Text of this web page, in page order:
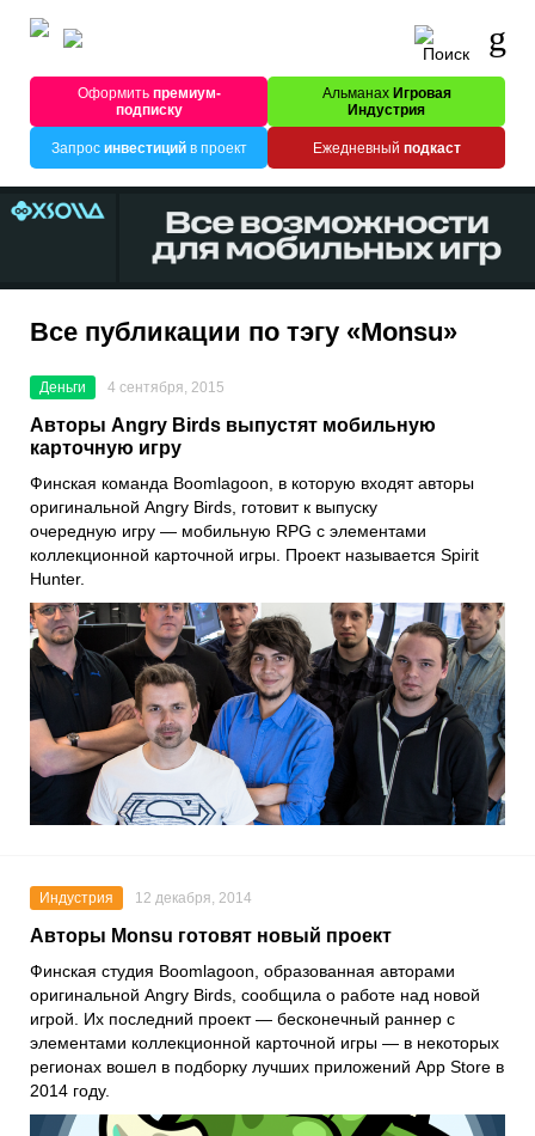
Оформитьпремиум-
подписку
Альманах Игровая
Индустрия
Запрос инвестицийв проект Ежедневный подкаст
Все публикации по тэгу «Monsu»
Деньги 4 сентября, 2015
Авторы Angry Birds выпустят мобильную
карточную игру
Финская команда Boomlagoon, в которую входят авторы
оригинальной Angry Birds, готовит к выпуску
очередную игру — мобильную RPG с элементами
коллекционной карточной игры. Проект называется Spirit
Hunter.
Индустрия 12 декабря, 2014
Авторы Monsu готовят новый проект
Финская студия Boomlagoon, образованная авторами
оригинальной Angry Birds, сообщила о работе над новой
игрой. Их последний проект — бесконечный раннер с
элементами коллекционной карточной игры — в некоторых
регионах вошел в подборку лучших приложений App Store в
2014 году.